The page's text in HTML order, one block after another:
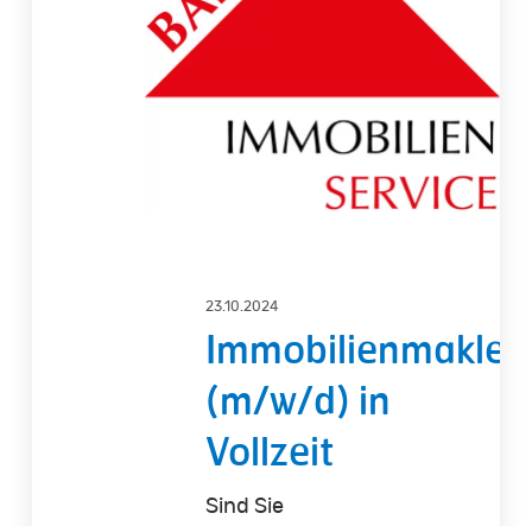
23.10.2024
Immobilienmakler
(m/w/d) in
Vollzeit
Sind Sie